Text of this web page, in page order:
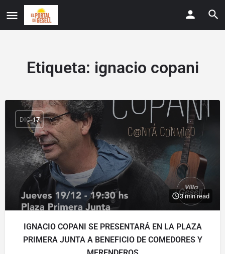
Etiqueta: ignacio copani
DIC 17
3 min read
IGNACIO COPANI SE PRESENTARÁ EN LA PLAZA
PRIMERA JUNTA A BENEFICIO DE COMEDORES Y